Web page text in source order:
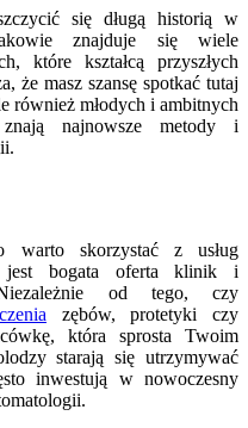
się długą historią w
znajduje się wiele
które kształcą przyszłych
że masz szansę spotkać tutaj
również młodych i ambitnych
najnowsze metody i
warto skorzystać z usług
jest bogata oferta klinik i
Niezależnie od tego, czy
zębów, protetyki czy
która sprosta Twoim
starają się utrzymywać
inwestują w nowoczesny